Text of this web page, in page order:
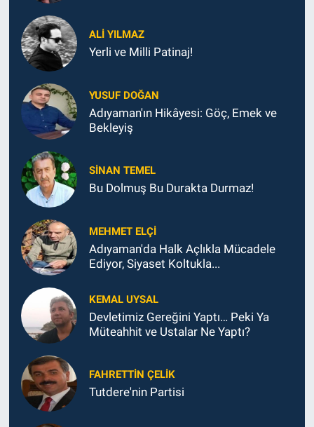
ALI YILMAZ
Yerli ve Milli Patinaj!
YUSUF DOĞAN
Adıyaman'ın Hikâyesi: Göç, Emek ve
Bekleyiş
SINAN TEMEL
Bu Dolmuş Bu Durakta Durmaz!
MEHMET ELÇI
Adıyaman'da Halk Açlıkla Mücadele
Ediyor, Siyaset Koltukla...
KEMAL UYSAL
Devletimiz Gereğini Yaptı… Peki Ya
Müteahhit ve Ustalar Ne Yaptı?
FAHRETTIN ÇELİK
Tutdere'nin Partisi